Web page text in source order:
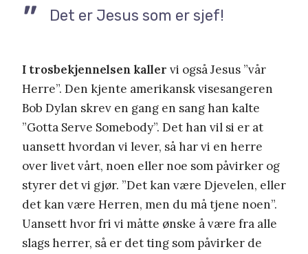
Det er Jesus som er sjef!
I trosbekjennelsen kaller vi også Jesus ”vår
Herre”. Den kjente amerikansk visesangeren
Bob Dylan skrev en gang en sang han kalte
”Gotta Serve Somebody”. Det han vil si er at
uansett hvordan vi lever, så har vi en herre
over livet vårt, noen eller noe som påvirker og
styrer det vi gjør. ”Det kan være Djevelen, eller
det kan være Herren, men du må tjene noen”.
Uansett hvor fri vi måtte ønske å være fra alle
slags herrer, så er det ting som påvirker de